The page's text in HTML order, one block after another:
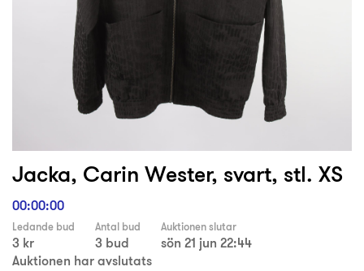
Jacka, Carin Wester, svart, stl. XS
00:00:00
Ledande bud
3 kr
Antal bud
3 bud
Auktionen slutar
sön 21 jun 22:44
Auktionen har avslutats